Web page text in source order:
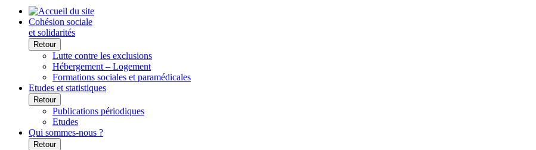
Cohésion sociale
et solidarités
Retour
Lutte contre les exclusions
Hébergement – Logement
Formations sociales et paramédicales
Etudes et statistiques
Retour
Publications périodiques
Etudes
Qui sommes-nous ?
Retour